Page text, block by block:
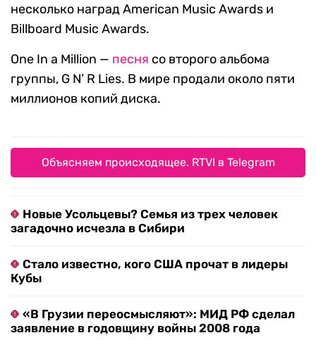
несколько наград American Music Awards и
Billboard Music Awards.
One In a Million — песня со второго альбома
группы, G N’ R Lies. В мире продали около пяти
миллионов копий диска.
Объясняем происходящее. RTVI в Telegram
Новые Усольцевы? Семья из трех человек
загадочно исчезла в Сибири
Стало известно, кого США прочат в лидеры
Кубы
«В Грузии переосмысляют»: МИД РФ сделал
заявление в годовщину войны 2008 года